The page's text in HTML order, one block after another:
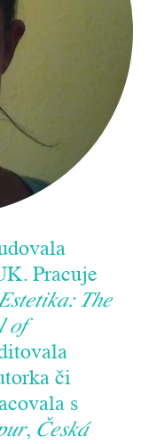
Pracuje
The
of
či
s
, Česká